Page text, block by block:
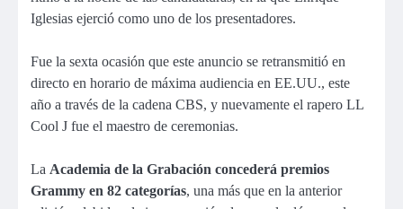
Iglesias ejerció como uno de los presentadores.
Fue la sexta ocasión que este anuncio se retransmitió en
directo en horario de máxima audiencia en EE.UU., este
año a través de la cadena CBS, y nuevamente el rapero LL
Cool J fue el maestro de ceremonias.
La Academia de la Grabación concederá premios
Grammy en 82 categorías, una más que en la anterior